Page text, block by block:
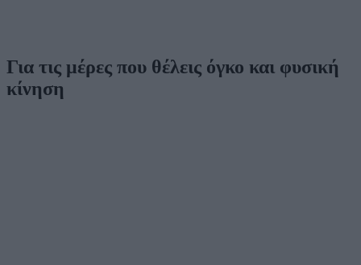
Για τις μέρες που θέλεις όγκο και φυσική
κίνηση